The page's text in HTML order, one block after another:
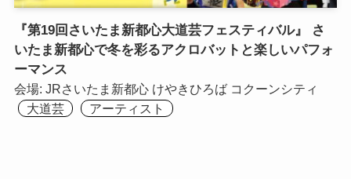
『第19回さいたま新都心大道芸フェスティバル』 さ
いたま新都心で冬を彩るアクロバットと楽しいパフォ
ーマンス
会場: JRさいたま新都心 けやきひろば コクーンシティ
大道芸
アーティスト